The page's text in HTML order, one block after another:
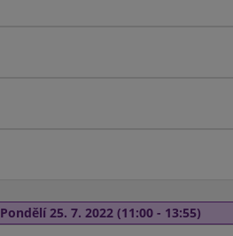
Pondělí 25. 7. 2022 (11:00 - 13:55)